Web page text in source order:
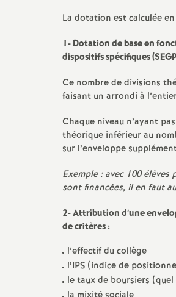
La dotation est calculée
1-Dotation de base en
dispositifs spécifiques
Ce nombre de divisions
faisant un arrondi à
Chaque niveau n’ayant
théorique inférieur au
sur l’enveloppe
Exemple : avec 100
sont financées, il en faut
2-Attribution d’une
de critères :
l’effectif du collège
l’IPS (indice de
le taux de boursiers